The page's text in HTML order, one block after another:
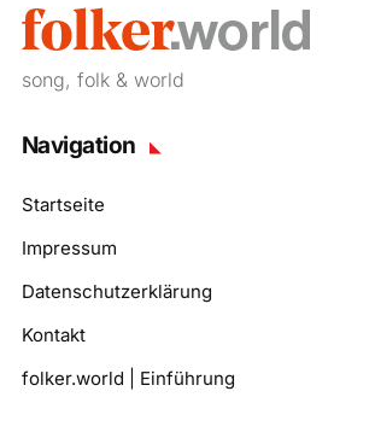
song, folk & world
Navigation
Startseite
Impressum
Datenschutzerklärung
Kontakt
folker.world | Einführung